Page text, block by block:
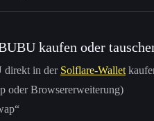
kaufen oder
direkt in der Solflare-Wallet
oder Browsererweiterung)